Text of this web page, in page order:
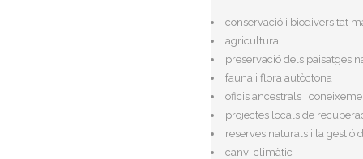
conservació i biodiversitat
agricultura
preservació dels paisatges
fauna i flora autòctona
oficis ancestrals i
projectes locals de
reserves naturals i la gestió
canvi climàtic